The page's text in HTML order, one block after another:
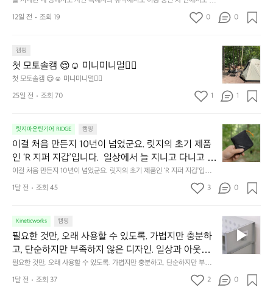
려보세요. 마치 암막 커튼을 조용히 내리듯이.  Polarte
c® Wind Pro™의 온기가 눈가를 포근히 감싸줍니다.
줍니다.  이 슬립 웜을 쓰는 것만으로 그곳은 나만의 밤
이 됩니다.  안녕히 주무세요.
구나 잠에 들기까지 조금 시간이 걸리는 순간이 있습니다.  그럴 때는 차분하
게 눈을 가려보세요. 마치 암막 커튼을 조용히 내리듯이.  Polartec® Wind
밤이 됩니다.  안녕히 주무세요.
방
도
자
연
속
에
의
휴
식
에
도
이
중
인
차
안
서
도
12일 전 조회 19 0 0
캠핑
첫 모토솔캠 😌☺️ 미니미니멀👌🏼
첫 모토솔캠 😌☺️ 미니미니멀👌🏼
첫
모
토
솔
캠
☺️
미
니
미
멀
👌🏼
25일 전 조회 70 1 1
릿지마운틴기어 RIDGE 캠핑
이걸 처음 만든지 10년이 넘었군요. 릿지의 초기 제품
인 ‘R 지퍼 지갑’입니다.  일상에서 늘 지니고 다니고 싶
어지는 물건에는 크기, 무게, 형태, 색감 사이의 아주 미
묘한 밸런스가 존재합니다.  예를 들자면 일에 집중하
느라 책상 위 가장자리에 대충 걸쳐 놓아도 시야에 걸
는 균형감에서 출발했습니다.  그중에서도 슬림함에 철
저히 집착했습니다. 튼튼한 내구도와 넉넉한 수납력을
해치치 않는 선에서, 가장 가볍고 얇게 설계했습니다.
이 디자인과 사용감은, 꼭 직접 손으로 만져보며 경험
해 보시기를 바랍니다.
이걸 처음 만든지 10년이 넘었군요. 릿지의 초기 제품인 ‘R 지퍼 지갑’입니
다.  일상에서 늘 지니고 다니고 싶어지는 물건에는 크기, 무게, 형태, 색감
사이의 아주 미묘한 밸런스가 존재합니다.  예를 들자면 일에 집중하느라 책
철저히 집착했습니다. 튼튼한 내구도와 넉넉한 수납력을 해치치 않는 선에
서, 가장 가볍고 얇게 설계했습니다.  이 디자인과 사용감은, 꼭 직접 손으로
만져보며 경험해 보시기를 바랍니다.
이
걸
처
음
든
0
년
이
넘
군
1달 전 조회 45 3 0
Kineticworks 캠핑
필요한 것만, 오래 사용할 수 있도록. 가볍지만 충분하
고, 단순하지만 부족하지 않은 디자인. 일상과 아웃도
어의 경계를 자연스럽게 이어주는 RIDGE MOUNTAIN
GEAR. 키네틱웍스에서 만나보세요.
필요한 것만, 오래 사용할 수 있도록. 가볍지만 충분하고, 단순하지만 부족하
지 않은 디자인. 일상과 아웃도어의 경계를 자연스럽게 이어주는 RIDGE M
OUNTAIN GEAR. 키네틱웍스에서 만나보세요.
필
요
한
것
오
1달 전 조회 37 2 0